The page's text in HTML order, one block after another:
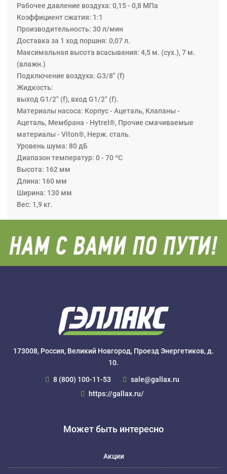
попеременно распределяет воздух из одной камеры в
другую, таким образом, создается возвратно-
поступательное движение диафрагм. С каждым ходом
жидкость выпускается одной из диафрагм, в то время
как противоположная диафрагма всасывает новую
жидкость в расширительную камеру. Четыре обратных
клапана, два на стороне нагнетания и два на стороне
вакуума, контролируют и направляют поток жидкости.
Рабочее давление воздуха: 0,15 - 0,8 МПа
Коэффициент сжатия: 1:1
Производительность: 30 л/мин
Доставка за 1 ход поршня: 0,07 л.
Максимальная высота всасывания: 4,5 м. (сух.), 7 м.
(влажн.)
Подключение воздуха: G3/8" (f)
Жидкость:
выход G1/2" (f), вход G1/2" (f).
Материалы насоса: Корпус - Ацеталь, Клапаны -
Ацеталь, Мембрана - Hytrel®, Прочие смачиваемые
материалы - Viton®, Нерж. сталь.
Уровень шума: 80 дБ
Диапазон температур: 0 - 70 ºC
Высота: 162 мм
Длина: 160 мм
Ширина: 130 мм
Вес: 1,9 кг.
173008, Россия, Великий Новгород, Проезд Энергетиков, д.
10.
8 (800) 100-11-53
sale@gallax.ru
https://gallax.ru/
Может быть интересно
Акции